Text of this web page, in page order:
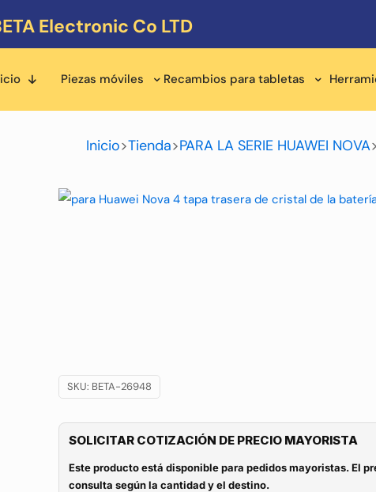
Electronic Co LTD
Piezas móviles Recambios para tabletas
Inicio>Tienda>PARA LA SERIE HUAWEI NOVA>
SKU: BETA-26948
SOLICITAR COTIZACIÓN DE PRECIO MAYORISTA
Este producto está disponible para pedidos mayoristas. El
consulta según la cantidad y el destino.